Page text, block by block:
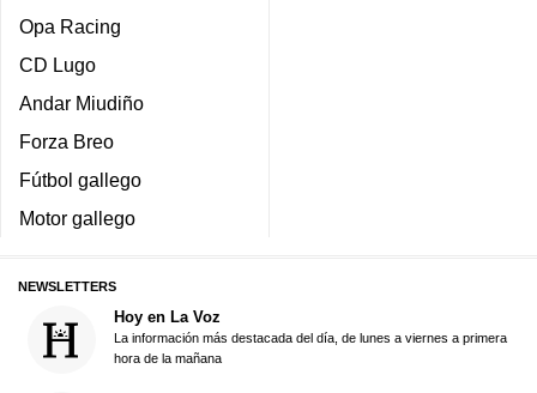
Opa Racing
CD Lugo
Andar Miudiño
Forza Breo
Fútbol gallego
Motor gallego
NEWSLETTERS
Hoy en La Voz
La información más destacada del día, de lunes a viernes a primera
hora de la mañana